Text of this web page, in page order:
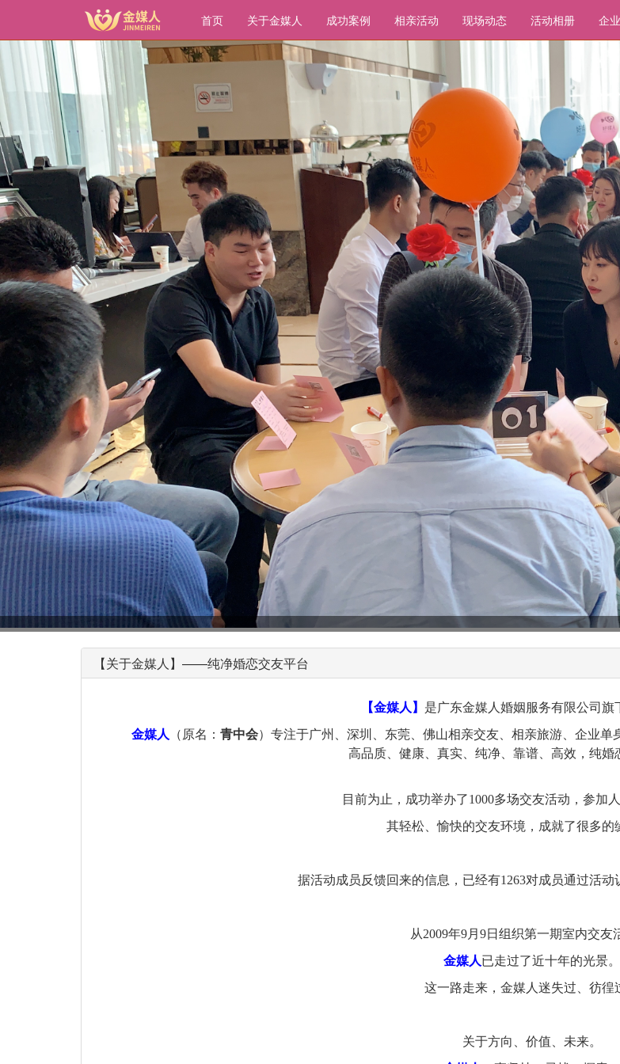
主
内
容
首页 关于金媒人 成功案例 相亲活动 现场动态 活动相册 企
【关于金媒人】——纯净婚恋交友平台
【金媒人】 是广东金媒人婚姻服务有限公司旗
金媒人
（原名： 青中会） 专注于广州、深圳、东莞
佛山相亲交友、相亲旅游、企业单
高品质
健康 真实、纯净、 靠谱、 高效， 纯婚
目前为止，成功举办了1000多场交友活动，参加
其轻松、愉快的交友环境，成就了很多的
据活动成员反馈回来的信息，已经有1263对成员通过活动
从2009年9月9日组织第一期室内交友
金媒人已走过了近十年的光景。
这一路走来， 金媒人 迷失过、彷徨
关于方向、价值、未来。